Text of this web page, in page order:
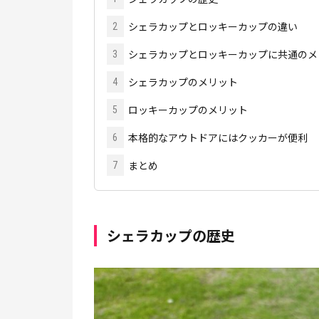
2 シェラカップとロッキーカップの違い
3 シェラカップとロッキーカップに共通の
4 シェラカップのメリット
5 ロッキーカップのメリット
6 本格的なアウトドアにはクッカーが便利
7 まとめ
シェラカップの歴史